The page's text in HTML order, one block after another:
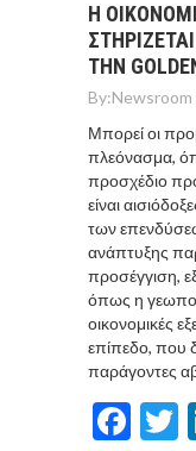
Η
ΤΗΝ
By:Newsroom
Μπορεί οι
πλεόνασμα,
προσχέδιο
είναι
των
ανάπτυξης
προσέγγιση,
όπως η
οικονομικές
επίπεδο, που
παράγοντες